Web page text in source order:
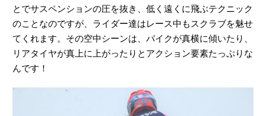
とでサスペンションの圧を抜き、低く遠くに飛ぶテクニック
のことなのですが、ライダー達はレース中もスクラブを魅せ
てくれます。その空中シーンは、バイクが真横に傾いたり、
リアタイヤが真上に上がったりとアクション要素たっぷりな
んです！